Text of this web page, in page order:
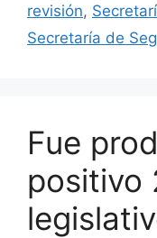
revisión,
Secretaría de
Fue
positivo